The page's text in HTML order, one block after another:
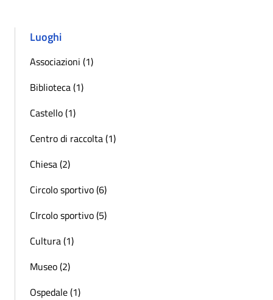
Luoghi
Associazioni (1)
Biblioteca (1)
Castello (1)
Centro di raccolta (1)
Chiesa (2)
Circolo sportivo (6)
CIrcolo sportivo (5)
Cultura (1)
Museo (2)
Ospedale (1)